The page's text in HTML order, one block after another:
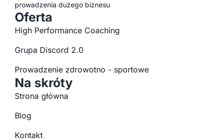
prowadzenia dużego biznesu
Oferta
High Performance Coaching
Grupa Discord 2.0
Prowadzenie zdrowotno - sportowe
Na skróty
Strona główna
Blog
Kontakt